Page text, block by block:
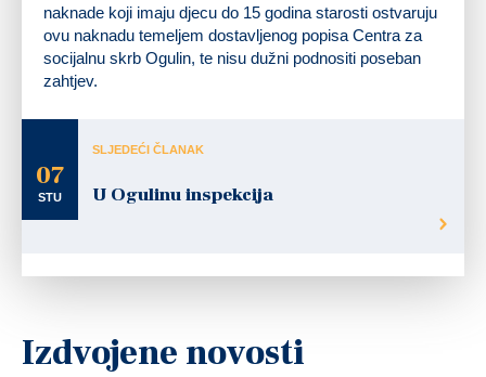
naknade koji imaju djecu do 15 godina starosti ostvaruju
ovu naknadu temeljem dostavljenog popisa Centra za
socijalnu skrb Ogulin, te nisu dužni podnositi poseban
zahtjev.
07
STU
SLJEDEĆI ČLANAK
U Ogulinu inspekcija
Izdvojene novosti